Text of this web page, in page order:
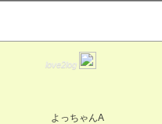
love2log
よっちゃんA